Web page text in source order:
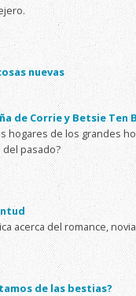
nuevas
de Corrie y Betsie Ten
hogares de los grandes
pasado?
acerca del romance,
de las bestias?